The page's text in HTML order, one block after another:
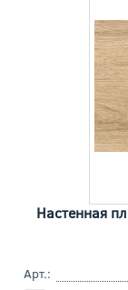
Настенная
Арт.: